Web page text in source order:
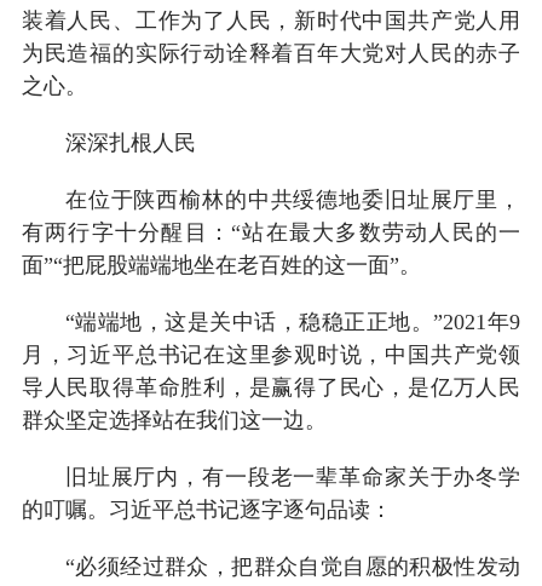
装着人民、工作为了人民，新时代中国共产党人用
为民造福的实际行动诠释着百年大党对人民的赤子
之心。
深深扎根人民
在位于陕西榆林的中共绥德地委旧址展厅里，
有两行字十分醒目：“站在最大多数劳动人民的一
面”“把屁股端端地坐在老百姓的这一面”。
“端端地，这是关中话，稳稳正正地。”2021年9
月，习近平总书记在这里参观时说，中国共产党领
导人民取得革命胜利，是赢得了民心，是亿万人民
群众坚定选择站在我们这一边。
旧址展厅内，有一段老一辈革命家关于办冬学
的叮嘱。习近平总书记逐字逐句品读：
“必须经过群众，把群众自觉自愿的积极性发动